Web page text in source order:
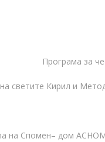
Програма за
светите Кирил и
на Спомен– дом